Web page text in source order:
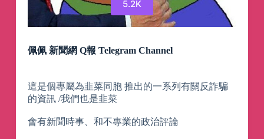
5.2K
佩佩 新聞網 Q報 Telegram Channel
這是個專屬為韭菜同胞 推出的一系列有關反詐騙
的資訊 /我們也是韭菜
會有新聞時事、和不專業的政治評論